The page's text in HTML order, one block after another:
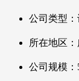
公司类型
所在地区
公司规模：